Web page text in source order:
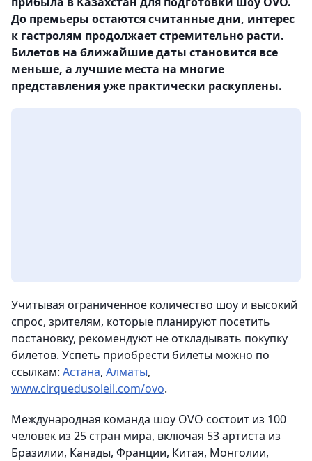
До премьеры остаются считанные дни, интерес
к гастролям продолжает стремительно расти.
Билетов на ближайшие даты становится все
меньше, а лучшие места на многие
представления уже практически раскуплены.
Учитывая ограниченное количество шоу и высокий
спрос, зрителям, которые планируют посетить
постановку, рекомендуют не откладывать покупку
билетов. Успеть приобрести билеты можно по
ссылкам: Астана, Алматы,
www.cirquedusoleil.com/ovo.
Международная команда шоу OVO состоит из 100
человек из 25 стран мира, включая 53 артиста из
Бразилии, Канады, Франции, Китая, Монголии,